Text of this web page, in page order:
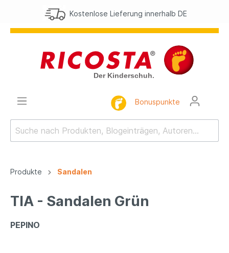
Kostenlose Lieferung innerhalb DE
Bonuspunkte
Produkte Sandalen
TIA - Sandalen Grün
PEPINO